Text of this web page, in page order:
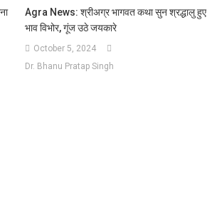
Agra News: श्रीअग्र भागवत कथा सुन श्रद्धालु हुए
भाव विभोर, गूंज उठे जयकारे
October 5, 2024
Dr. Bhanu Pratap Singh